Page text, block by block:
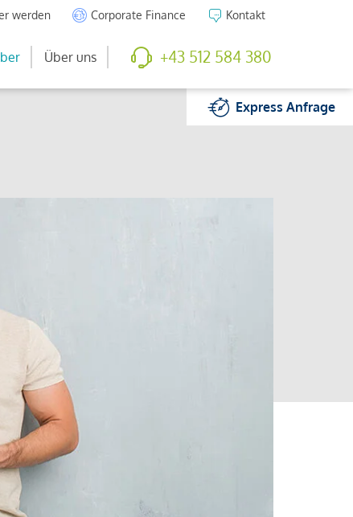
werden Corporate Finance Kontakt
Über uns +43 512 584 380
ExpressAnfrage